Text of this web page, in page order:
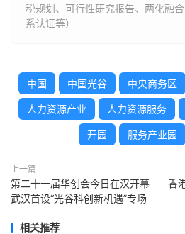
税规划、可行性研究报告、两化融
系认证等）
中国 中国光谷 中央商务区
人力资源产业 人力资源服务
开园 服务产业园
上一篇
第二十一届华创会今日在汉开幕
武汉首设“光谷科创新机遇”专场
香
相关推荐